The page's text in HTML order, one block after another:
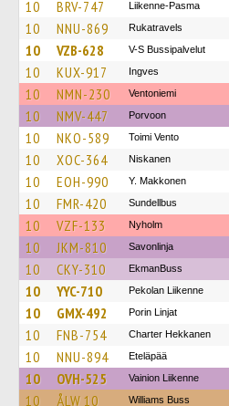
10 BRV-747 Liikenne-Pasma
10 NNU-869 Rukatravels
10 VZB-628 V-S Bussipalvelut
10 KUX-917 Ingves
10 NMN-230 Ventoniemi
10 NMV-447 Porvoon
10 NKO-589 Toimi Vento
10 XOC-364 Niskanen
10 EOH-990 Y. Makkonen
10 FMR-420 Sundellbus
10 VZF-133 Nyholm
10 JKM-810 Savonlinja
10 CKY-310 EkmanBuss
10 YYC-710 Pekolan Liikenne
10 GMX-492 Porin Linjat
10 FNB-754 Charter Hekkanen
10 NNU-894 Eteläpää
10 OVH-525 Vainion Liikenne
10 ÅLW 10 Williams Buss